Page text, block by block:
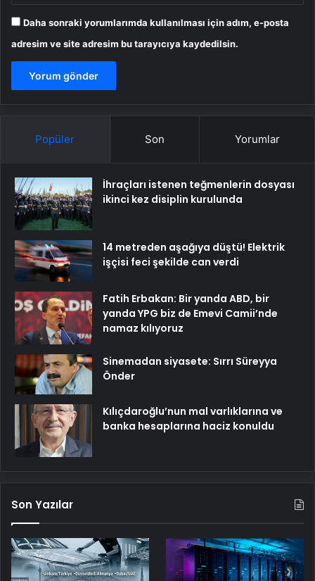
Daha sonraki yorumlarımda kullanılması için adım, e-posta
adresim ve site adresim bu tarayıcıya kaydedilsin.
Popüler Son Yorumlar
İhraçları istenen teğmenlerin dosyası
ikinci kez disiplin kurulunda
14 metreden aşağıya düştü! Elektrik
işçisi feci şekilde can verdi
Fatih Erbakan: Bir yanda ABD, bir
yanda YPG biz de Emevi Camii’nde
namaz kılıyoruz
Sinemadan siyasete: Sırrı Süreyya
Önder
Kılıçdaroğlu’nun mal varlıklarına ve
banka hesaplarına haciz konuldu
Son Yazılar